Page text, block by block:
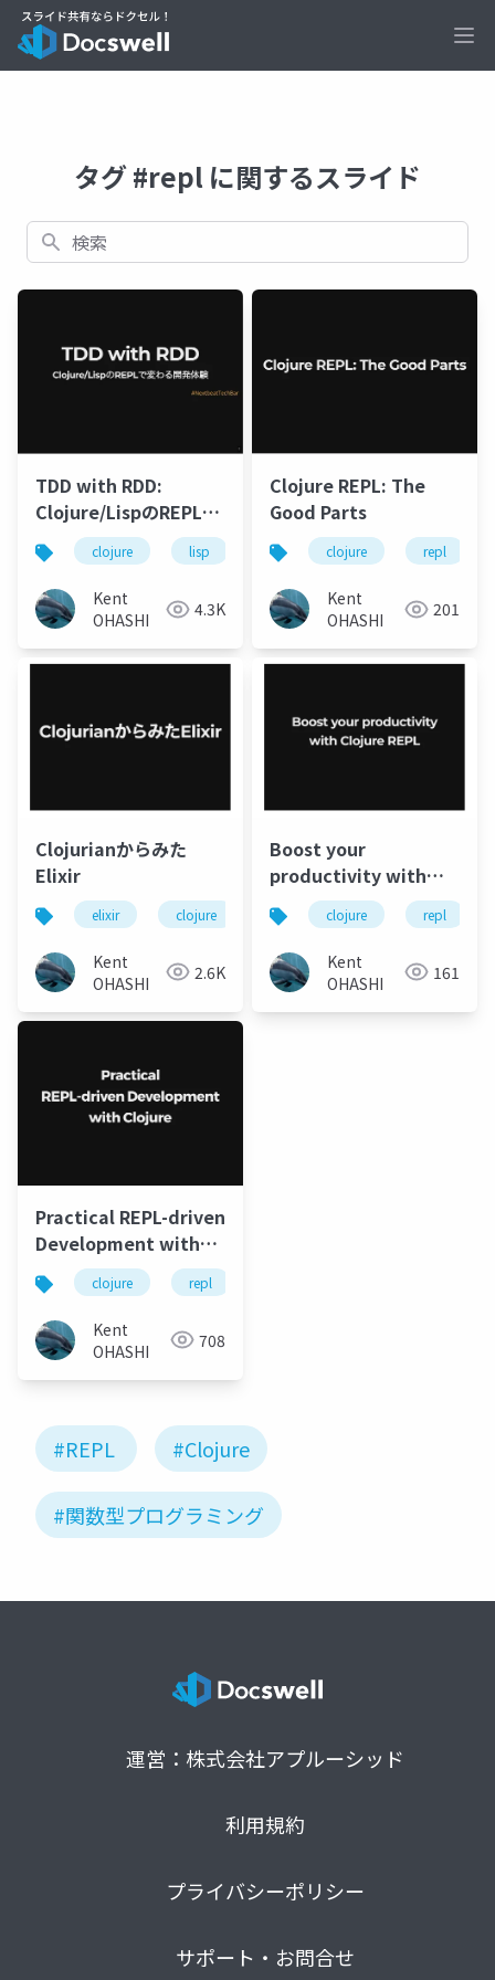
タグ #repl に関するスライド
検索
TDD with RDD:
Clojure/LispのREPLで
変わる開発体験
clojure lisp repl tdd rdd
Kent
OHASHI
4.3K
Clojure REPL: The
Good Parts
clojure repl
Kent
OHASHI
201
Clojurianからみた
Elixir
elixir clojure 関数型プログラミング
Kent
OHASHI
2.6K
Boost your
productivity with
Clojure REPL
clojure repl
Kent
OHASHI
161
Practical REPL-driven
Development with
Clojureclojure repl
Kent
OHASHI
708
#REPL #Clojure
#関数型プログラミング
運営：株式会社アプルーシッド
利用規約
プライバシーポリシー
サポート・お問合せ